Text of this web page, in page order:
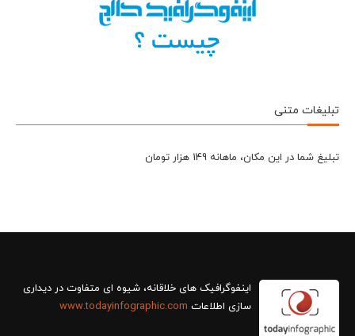
تبلیغات متنی
تبلیغ شما در این مکان، ماهانه 149 هزار تومان
سازی اطلاعات www.todayinfographic.com